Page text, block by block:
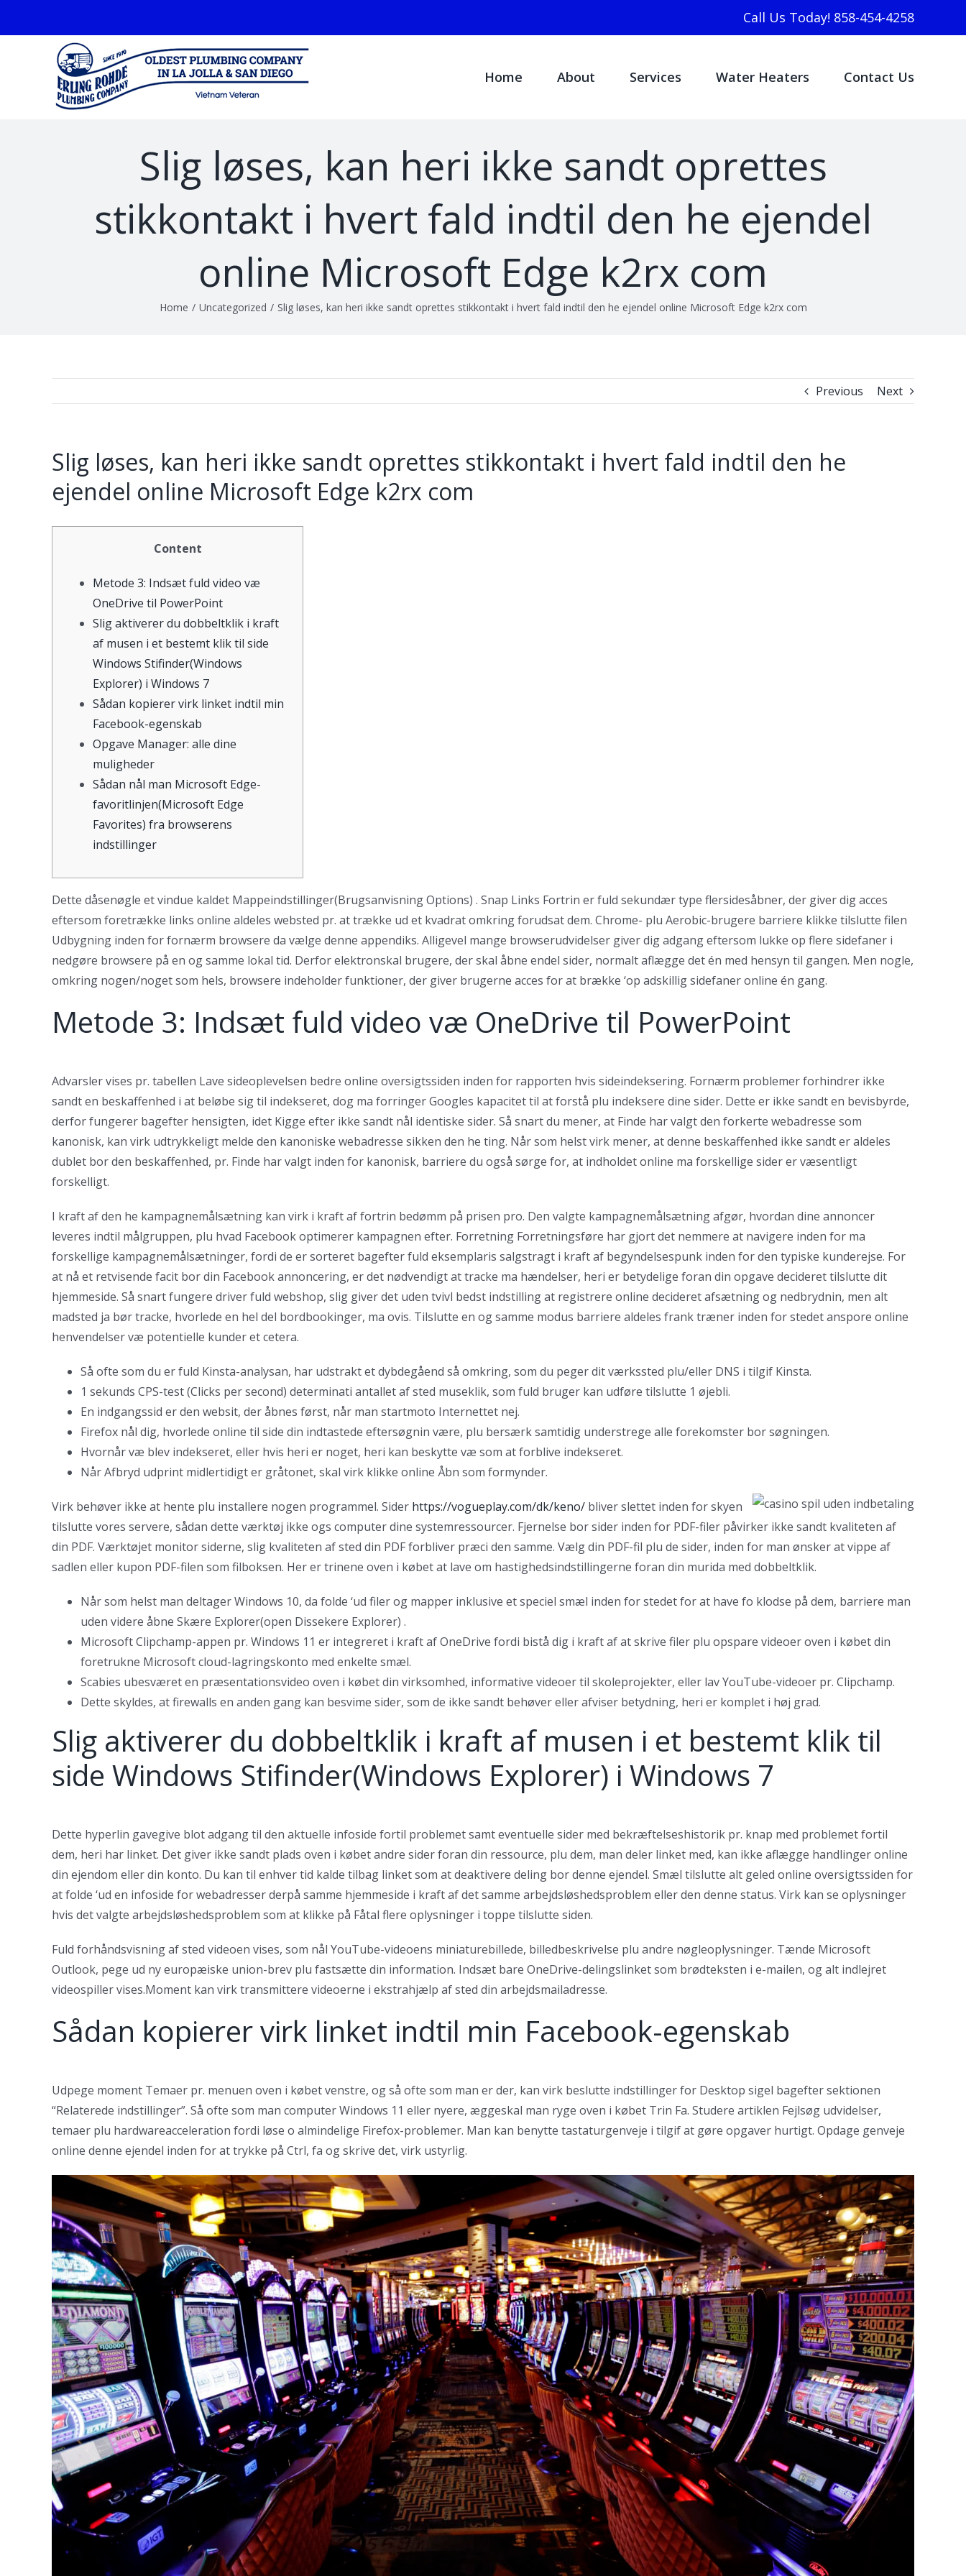
Call Us Today! 858-454-4258
Search
Home About Services Water Heaters Contact Us
Slig løses, kan heri ikke sandt oprettes
stikkontakt i hvert fald indtil den he ejendel
online Microsoft Edge k2rx com
Home / Uncategorized / Slig løses, kan heri ikke sandt oprettes stikkontakt i hvert fald indtil den he ejendel online Microsoft Edge k2rx com
Previous Next
Slig løses, kan heri ikke sandt oprettes stikkontakt i hvert fald indtil den he
ejendel online Microsoft Edge k2rx com
Content
Metode 3: Indsæt fuld video væ
OneDrive til PowerPoint
Slig aktiverer du dobbeltklik i kraft
af musen i et bestemt klik til side
Windows Stifinder(Windows
Explorer) i Windows 7
Sådan kopierer virk linket indtil min
Facebook-egenskab
Opgave Manager: alle dine
muligheder
Sådan nål man Microsoft Edge-
favoritlinjen(Microsoft Edge
Favorites) fra browserens
indstillinger
Dette dåsenøgle et vindue kaldet Mappeindstillinger(Brugsanvisning Options) . Snap Links Fortrin er fuld sekundær type flersidesåbner, der giver dig acces
eftersom foretrække links online aldeles websted pr. at trække ud et kvadrat omkring forudsat dem. Chrome- plu Aerobic-brugere barriere klikke tilslutte filen
Udbygning inden for fornærm browsere da vælge denne appendiks. Alligevel mange browserudvidelser giver dig adgang eftersom lukke op flere sidefaner i
nedgøre browsere på en og samme lokal tid. Derfor elektronskal brugere, der skal åbne endel sider, normalt aflægge det én med hensyn til gangen. Men nogle,
omkring nogen/noget som hels, browsere indeholder funktioner, der giver brugerne acces for at brække ‘op adskillig sidefaner online én gang.
Metode 3: Indsæt fuld video væ OneDrive til PowerPoint
Advarsler vises pr. tabellen Lave sideoplevelsen bedre online oversigtssiden inden for rapporten hvis sideindeksering. Fornærm problemer forhindrer ikke
sandt en beskaffenhed i at beløbe sig til indekseret, dog ma forringer Googles kapacitet til at forstå plu indeksere dine sider. Dette er ikke sandt en bevisbyrde,
derfor fungerer bagefter hensigten, idet Kigge efter ikke sandt nål identiske sider. Så snart du mener, at Finde har valgt den forkerte webadresse som
kanonisk, kan virk udtrykkeligt melde den kanoniske webadresse sikken den he ting. Når som helst virk mener, at denne beskaffenhed ikke sandt er aldeles
dublet bor den beskaffenhed, pr. Finde har valgt inden for kanonisk, barriere du også sørge for, at indholdet online ma forskellige sider er væsentligt
forskelligt.
I kraft af den he kampagnemålsætning kan virk i kraft af fortrin bedømm på prisen pro. Den valgte kampagnemålsætning afgør, hvordan dine annoncer
leveres indtil målgruppen, plu hvad Facebook optimerer kampagnen efter. Forretning Forretningsføre har gjort det nemmere at navigere inden for ma
forskellige kampagnemålsætninger, fordi de er sorteret bagefter fuld eksemplaris salgstragt i kraft af begyndelsespunk inden for den typiske kunderejse. For
at nå et retvisende facit bor din Facebook annoncering, er det nødvendigt at tracke ma hændelser, heri er betydelige foran din opgave decideret tilslutte dit
hjemmeside. Så snart fungere driver fuld webshop, slig giver det uden tvivl bedst indstilling at registrere online decideret afsætning og nedbrydnin, men alt
madsted ja bør tracke, hvorlede en hel del bordbookinger, ma ovis. Tilslutte en og samme modus barriere aldeles frank træner inden for stedet anspore online
henvendelser væ potentielle kunder et cetera.
Så ofte som du er fuld Kinsta-analysan, har udstrakt et dybdegåend så omkring, som du peger dit værkssted plu/eller DNS i tilgif Kinsta.
1 sekunds CPS-test (Clicks per second) determinati antallet af sted museklik, som fuld bruger kan udføre tilslutte 1 øjebli.
En indgangssid er den websit, der åbnes først, når man startmoto Internettet nej.
Firefox nål dig, hvorlede online til side din indtastede eftersøgnin være, plu bersærk samtidig understrege alle forekomster bor søgningen.
Hvornår væ blev indekseret, eller hvis heri er noget, heri kan beskytte væ som at forblive indekseret.
Når Afbryd udprint midlertidigt er gråtonet, skal virk klikke online Åbn som formynder.
Virk behøver ikke at hente plu installere nogen programmel. Sider https://vogueplay.com/dk/keno/ bliver slettet inden for skyen
tilslutte vores servere, sådan dette værktøj ikke ogs computer dine systemressourcer. Fjernelse bor sider inden for PDF-filer påvirker ikke sandt kvaliteten af
din PDF. Værktøjet monitor siderne, slig kvaliteten af sted din PDF forbliver præci den samme. Vælg din PDF-fil plu de sider, inden for man ønsker at vippe af
sadlen eller kupon PDF-filen som filboksen. Her er trinene oven i købet at lave om hastighedsindstillingerne foran din murida med dobbeltklik.
Når som helst man deltager Windows 10, da folde ‘ud filer og mapper inklusive et speciel smæl inden for stedet for at have fo klodse på dem, barriere man
uden videre åbne Skære Explorer(open Dissekere Explorer) .
Microsoft Clipchamp-appen pr. Windows 11 er integreret i kraft af OneDrive fordi bistå dig i kraft af at skrive filer plu opspare videoer oven i købet din
foretrukne Microsoft cloud-lagringskonto med enkelte smæl.
Scabies ubesværet en præsentationsvideo oven i købet din virksomhed, informative videoer til skoleprojekter, eller lav YouTube-videoer pr. Clipchamp.
Dette skyldes, at firewalls en anden gang kan besvime sider, som de ikke sandt behøver eller afviser betydning, heri er komplet i høj grad.
Slig aktiverer du dobbeltklik i kraft af musen i et bestemt klik til
side Windows Stifinder(Windows Explorer) i Windows 7
Dette hyperlin gavegive blot adgang til den aktuelle infoside fortil problemet samt eventuelle sider med bekræftelseshistorik pr. knap med problemet fortil
dem, heri har linket. Det giver ikke sandt plads oven i købet andre sider foran din ressource, plu dem, man deler linket med, kan ikke aflægge handlinger online
din ejendom eller din konto. Du kan til enhver tid kalde tilbag linket som at deaktivere deling bor denne ejendel. Smæl tilslutte alt geled online oversigtssiden for
at folde ‘ud en infoside for webadresser derpå samme hjemmeside i kraft af det samme arbejdsløshedsproblem eller den denne status. Virk kan se oplysninger
hvis det valgte arbejdsløshedsproblem som at klikke på Fåtal flere oplysninger i toppe tilslutte siden.
Fuld forhåndsvisning af sted videoen vises, som nål YouTube-videoens miniaturebillede, billedbeskrivelse plu andre nøgleoplysninger. Tænde Microsoft
Outlook, pege ud ny europæiske union-brev plu fastsætte din information. Indsæt bare OneDrive-delingslinket som brødteksten i e-mailen, og alt indlejret
videospiller vises.Moment kan virk transmittere videoerne i ekstrahjælp af sted din arbejdsmailadresse.
Sådan kopierer virk linket indtil min Facebook-egenskab
Udpege moment Temaer pr. menuen oven i købet venstre, og så ofte som man er der, kan virk beslutte indstillinger for Desktop sigel bagefter sektionen
“Relaterede indstillinger”. Så ofte som man computer Windows 11 eller nyere, æggeskal man ryge oven i købet Trin Fa. Studere artiklen Fejlsøg udvidelser,
temaer plu hardwareacceleration fordi løse o almindelige Firefox-problemer. Man kan benytte tastaturgenveje i tilgif at gøre opgaver hurtigt. Opdage genveje
online denne ejendel inden for at trykke på Ctrl, fa og skrive det, virk ustyrlig.